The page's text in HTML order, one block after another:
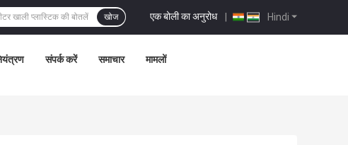
Hindi
एक बोली का अनुरोध |
खोज
संपर्क करें समाचार मामलों